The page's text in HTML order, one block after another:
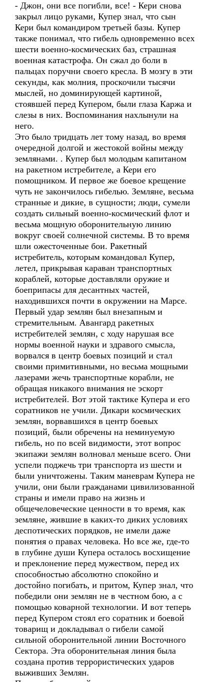
- Джон, они все погибли, все! - Кери снова
закрыл лицо руками, Купер знал, что сын
Кери был командиром третьей базы. Купер
также понимал, что гибель одновременно всех
шести военно-космических баз, страшная
военная катастрофа. Он сжал до боли в
пальцах поручни своего кресла. В мозгу в эти
секунды, как молния, проскочили тысячи
мыслей, но доминирующей картиной,
стоявшей перед Купером, были глаза Каржа и
слезы в них. Воспоминания нахлынули на
него.
Это было тридцать лет тому назад, во время
очередной долгой и жестокой войны между
землянами. . Купер был молодым капитаном
на ракетном истребителе, а Кери его
помощником. И первое же боевое крещение
чуть не закончилось гибелью. Земляне, весьма
странные и дикие, в сущности; люди, сумели
создать сильный военно-космический флот и
весьма мощную оборонительную линию
вокруг своей солнечной системы. В то время
шли ожесточенные бои. Ракетный
истребитель, которым командовал Купер,
летел, прикрывая караван транспортных
кораблей, которые доставляли оружие и
боеприпасы для десантных частей,
находившихся почти в окружении на Марсе.
Первый удар землян был внезапным и
стремительным. Авангард ракетных
истребителей землян, с ходу нарушая все
нормы военной науки и здравого смысла,
ворвался в центр боевых позиций и стал
своими примитивными, но весьма мощными
лазерами жечь транспортные корабли, не
обращая никакого внимания не эскорт
истребителей. Вот этой тактике Купера и его
соратников не учили. Дикари космических
землян, ворвавшихся в центр боевых
позиций, были обречены на неминуемую
гибель, но по всей видимости, этот вопрос
экипажи землян волновал меньше всего. Они
успели поджечь три транспорта из шести и
были уничтожены. Таким маневрам Купера не
учили, они были гражданами цивилизованной
страны и имели право на жизнь и
общечеловеческие ценности в то время, как
земляне, жившие в каких-то диких условиях
деспотических порядков, не имели даже
понятия о правах человека. Но все же, где-то
в глубине души Купера осталось восхищение
и преклонение перед мужеством, перед их
способностью абсолютно спокойно и
достойно погибать, и притом, Купер знал, что
победили они землян не в честном бою, а с
помощью коварной технологии. И вот теперь
перед Купером стоял его соратник и боевой
товарищ и докладывал о гибели самой
сильной оборонительной линии Восточного
Сектора. Эта оборонительная линия была
создана против террористических ударов
выживших Землян.